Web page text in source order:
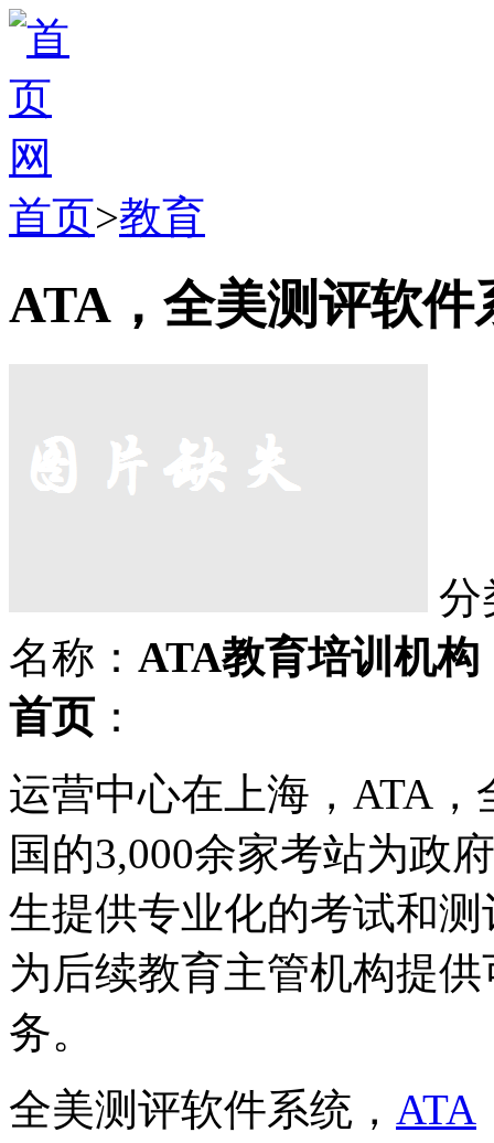
首页>教育
ATA，全美测评软件
分
名称： ATA教育培训机构
首页 ：
运营中心在上海，ATA
国的3,000余家考站为政
生提供专业化的考试和
为后续教育主管机构提
务。
全美测评软件系统， ATA